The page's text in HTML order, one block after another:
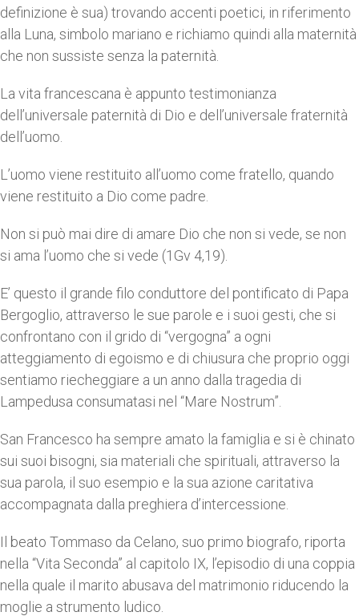
definizione è sua) trovando accenti poetici, in riferimento
alla Luna, simbolo mariano e richiamo quindi alla maternità
che non sussiste senza la paternità.
La vita francescana è appunto testimonianza
dell’universale paternità di Dio e dell’universale fraternità
dell’uomo.
L’uomo viene restituito all’uomo come fratello, quando
viene restituito a Dio come padre.
Non si può mai dire di amare Dio che non si vede, se non
si ama l’uomo che si vede (1Gv 4,19).
E’ questo il grande filo conduttore del pontificato di Papa
Bergoglio, attraverso le sue parole e i suoi gesti, che si
confrontano con il grido di “vergogna” a ogni
atteggiamento di egoismo e di chiusura che proprio oggi
sentiamo riecheggiare a un anno dalla tragedia di
Lampedusa consumatasi nel “Mare Nostrum”.
San Francesco ha sempre amato la famiglia e si è chinato
sui suoi bisogni, sia materiali che spirituali, attraverso la
sua parola, il suo esempio e la sua azione caritativa
accompagnata dalla preghiera d’intercessione.
Il beato Tommaso da Celano, suo primo biografo, riporta
nella “Vita Seconda” al capitolo IX, l’episodio di una coppia
nella quale il marito abusava del matrimonio riducendo la
moglie a strumento ludico.